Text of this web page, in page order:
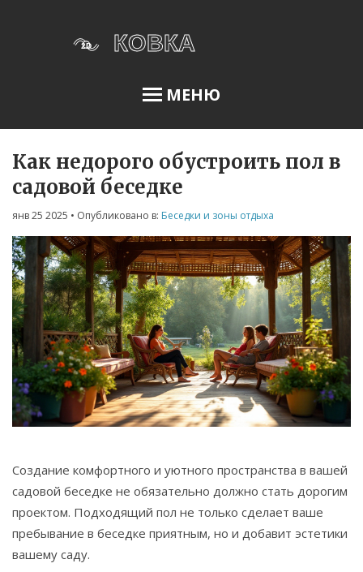
МЕНЮ
Освещение сада
Меню
О нас
Условия использования
Политика конфиденциальности
ФЗ-152
Связаться
© 2026. Все права защищены.
Как недорого обустроить пол в
садовой беседке
янв 25 2025 • Опубликовано в: Беседки и зоны отдыха
Создание комфортного и уютного пространства в вашей
садовой беседке не обязательно должно стать дорогим
проектом. Подходящий пол не только сделает ваше
пребывание в беседке приятным, но и добавит эстетики
вашему саду.